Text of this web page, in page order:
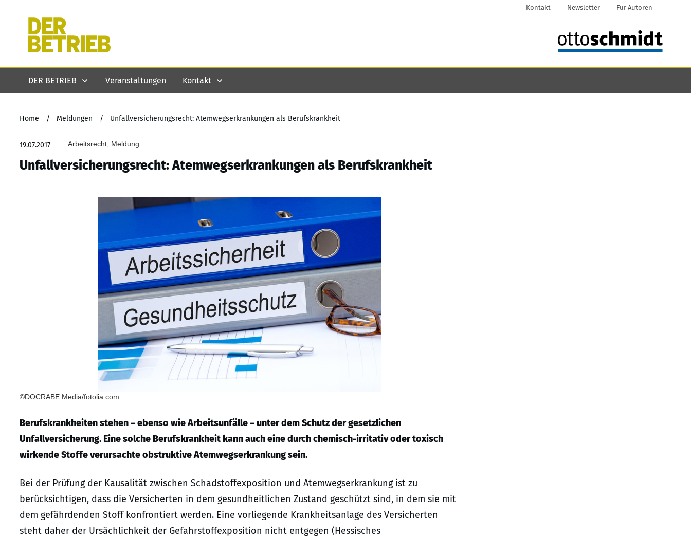
Kontakt Newsletter Für Autoren
DER BETRIEB Veranstaltungen Kontakt
Home / Meldungen / Unfallversicherungsrecht: Atemwegserkrankungen als Berufskrankheit
19.07.2017 Arbeitsrecht, Meldung
Unfallversicherungsrecht: Atemwegserkrankungen als Berufskrankheit
©DOCRABE Media/fotolia.com
Berufskrankheiten stehen – ebenso wie Arbeitsunfälle – unter dem Schutz der gesetzlichen
Unfallversicherung. Eine solche Berufskrankheit kann auch eine durch chemisch-irritativ oder toxisch
wirkende Stoffe verursachte obstruktive Atemwegserkrankung sein.
Bei der Prüfung der Kausalität zwischen Schadstoffexposition und Atemwegserkrankung ist zu
berücksichtigen, dass die Versicherten in dem gesundheitlichen Zustand geschützt sind, in dem sie mit
dem gefährdenden Stoff konfrontiert werden. Eine vorliegende Krankheitsanlage des Versicherten
steht daher der Ursächlichkeit der Gefahrstoffexposition nicht entgegen (Hessisches